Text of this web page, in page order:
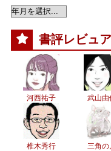
書評レビュ
河西祐子 武山由
椎木秀行 三角の